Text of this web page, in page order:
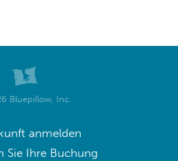
Bluepillow, Inc.
anmelden
Sie Ihre Buchung